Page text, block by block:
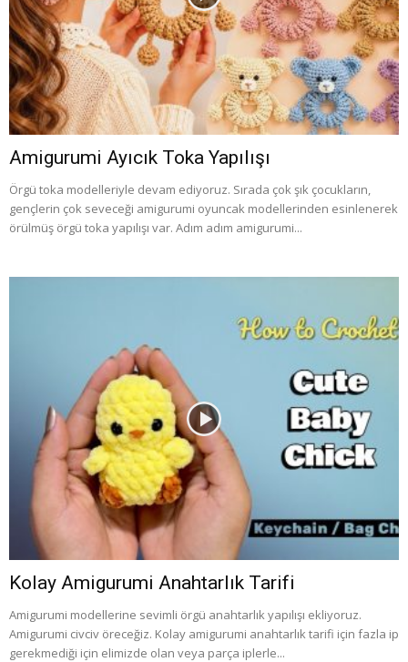
Amigurumi Ayıcık Toka Yapılışı
Örgü toka modelleriyle devam ediyoruz. Sırada çok şık çocukların,
gençlerin çok seveceği amigurumi oyuncak modellerinden esinlenerek
örülmüş örgü toka yapılışı var. Adım adım amigurumi...
Kolay Amigurumi Anahtarlık Tarifi
Amigurumi modellerine sevimli örgü anahtarlık yapılışı ekliyoruz.
Amigurumi civciv öreceğiz. Kolay amigurumi anahtarlık tarifi için fazla ip
gerekmediği için elimizde olan veya parça iplerle...